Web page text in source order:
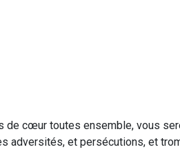
de cœur toutes ensemble, vous
adversités, et persécutions, et